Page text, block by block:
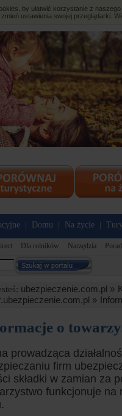
by ułatwić korzystanie z
zmień ustawienia swojej przeglądarki.
Domu Na życie
Dla rolników Narzędzia
ubezpieczenie.com.pl »
»
o
prowadząca
firm
składki w zamian za
funkcjonuje